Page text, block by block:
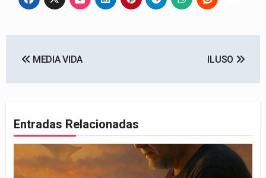
MEDIA VIDA ILUSO
Entradas Relacionadas